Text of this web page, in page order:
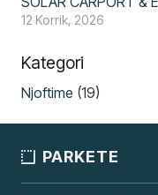
12 Korrik, 2026
Kategori
Njoftime (19)
PARKETE